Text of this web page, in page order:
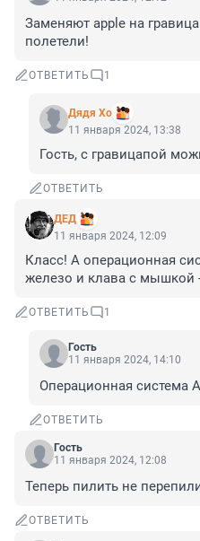
Заменяют apple на
полетели!
ОТВЕТИТЬ 1
Дядя Хо
11 января 2024, 13:38
Гость, с гравицапой
ОТВЕТИТЬ
ДЕД
11 января 2024, 12:09
Класс! А операционная
железо и клава с мышкой
ОТВЕТИТЬ 1
Гость
11 января 2024, 14:10
Операционная система
ОТВЕТИТЬ
Гость
11 января 2024, 12:08
Теперь пилить не
ОТВЕТИТЬ